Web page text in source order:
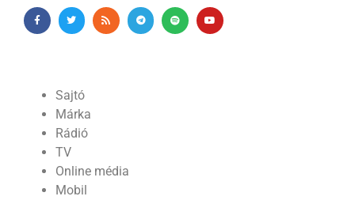
Sajtó
Márka
Rádió
TV
Online média
Mobil